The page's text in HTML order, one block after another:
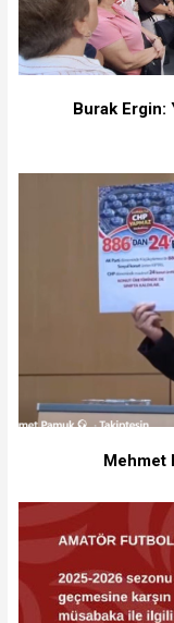
Burak Ergin:
Mehmet